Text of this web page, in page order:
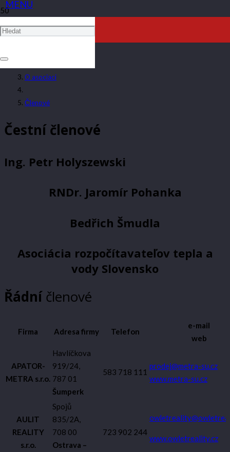
ČLENOVÉ
O asociaci
Členové
Čestní členové
Ing. Petr Holyszewski
RNDr. Jaromír Pohanka
Bedřich Šmudla
Asociácia rozpočítavateľov tepla a
vody Slovensko
Řádníčlenové
Firma Adresa firmy Telefon
e-mail
web
APATOR-
METRA s.r.o.
Havlíčkova
919/24,
787 01
Šumperk
583 718 111
prodej@metra-su.cz
www.metra-su.cz
AULIT
REALITY
s.r.o.
Spojů
835/2A,
708 00
Ostrava –
723 902 244
www.owletreality.cz